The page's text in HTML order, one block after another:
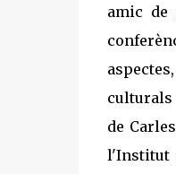
amic de
culturals
de
l'Institut